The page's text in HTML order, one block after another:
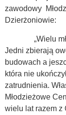
zawodowy
Dzierżoniowie:
„Wielu
Jedni zbierają
budowach a
która nie
zatrudnienia.
Młodzieżowe
wielu lat razem z